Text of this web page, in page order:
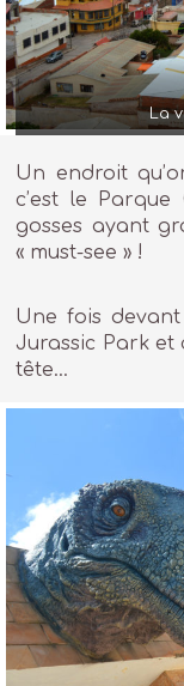
La
Un endroit
c’est le
gosses ayant
« must-see » !
Une fois devant
Jurassic Park et
tête…